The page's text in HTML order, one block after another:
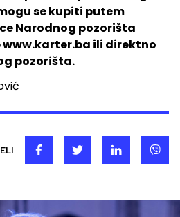
se kupiti putem
Narodnog pozorišta
ili direktno
pozorišta.